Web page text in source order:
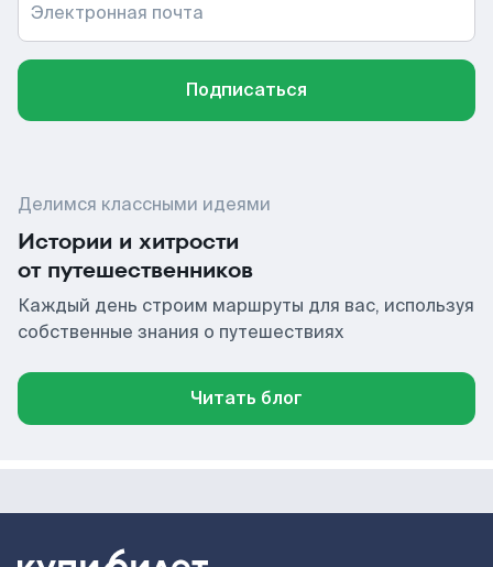
Электронная почта
Подписаться
Делимся классными идеями
Истории и хитрости
от путешественников
Каждый день строим маршруты для вас, используя
собственные знания о путешествиях
Читать блог